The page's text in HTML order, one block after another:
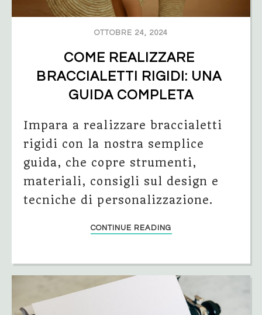
OTTOBRE 24, 2024
COME REALIZZARE
BRACCIALETTI RIGIDI: UNA
GUIDA COMPLETA
Impara a realizzare braccialetti
rigidi con la nostra semplice
guida, che copre strumenti,
materiali, consigli sul design e
tecniche di personalizzazione.
CONTINUE READING